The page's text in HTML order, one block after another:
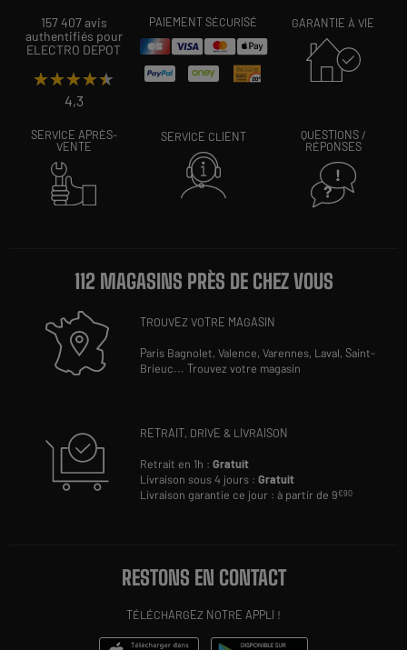
157 407 avis
authentifiés pour
ELECTRO DEPOT
★★★★★
★★★★★
4,3
PAIEMENT SÉCURISÉ GARANTIE À VIE
SERVICE APRÈS-
VENTE
SERVICE CLIENT
QUESTIONS /
RÉPONSES
112 MAGASINS PRÈS DE CHEZ VOUS
TROUVEZ VOTRE MAGASIN
Paris Bagnolet,Valence,Varennes, Laval,Saint-
Brieuc...Trouvez votre magasin
RETRAIT, DRIVE & LIVRAISON
Retrait en 1h :Gratuit
Livraison sous 4 jours :Gratuit
Livraison garantie ce jour : à partir de 9€90
RESTONS EN CONTACT
TÉLÉCHARGEZ NOTRE APPLI !